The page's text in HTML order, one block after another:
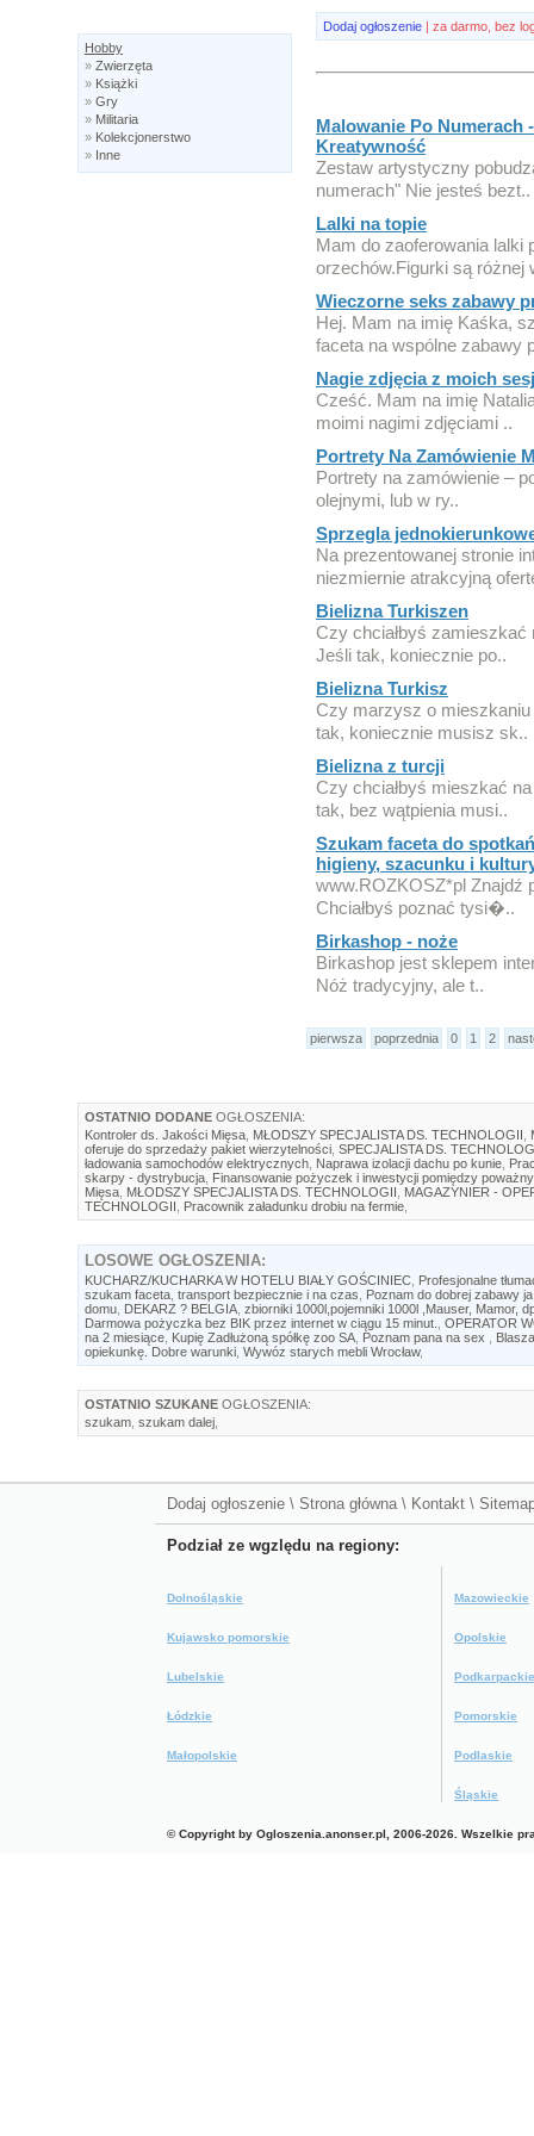
Hobby
» Zwierzęta
» Książki
» Gry
» Militaria
» Kolekcjonerstwo
» Inne
Dodaj ogłoszenie | za darmo, bez
Malowanie Po Numerach
Kreatywność
Zestaw artystyczny
numerach" Nie jesteś bezt..
Lalki na topie
Mam do zaoferowania lalki
orzechów.Figurki są różnej
Wieczorne seks zabawy
Hej. Mam na imię Kaśka,
faceta na wspólne zabawy
Nagie zdjęcia z moich
Cześć. Mam na imię
moimi nagimi zdjęciami ..
Portrety Na Zamówienie
Portrety na zamówienie –
olejnymi, lub w ry..
Sprzegla
Na prezentowanej stronie
niezmiernie atrakcyjną
Bielizna Turkiszen
Czy chciałbyś
Jeśli tak, koniecznie po..
Bielizna Turkisz
Czy marzysz o
tak, koniecznie musisz sk..
Bielizna z turcji
Czy chciałbyś mieszkać
tak, bez wątpienia musi..
Szukam faceta do
higieny, szacunku i
www.ROZKOSZ*pl
Chciałbyś poznać tysi�..
Birkashop - noże
Birkashop jest sklepem
Nóż tradycyjny, ale t..
pierwsza poprzednia 0 1 2
OSTATNIO DODANE OGŁOSZENIA:
Kontroler ds. Jakości Mięsa MŁODSZY SPECJALISTA DS. TECHNOLOGII
oferuje do sprzedaży pakiet wierzytelności SPECJALISTA DS.
ładowania samochodów elektrycznych Naprawa izolacji dachu po kunie
skarpy - dystrybucja
Finansowanie pożyczek i inwestycji pomiędzy
Mięsa MŁODSZY SPECJALISTA DS. TECHNOLOGII
MAGAZYNIER -
TECHNOLOGII
Pracownik załadunku drobiu na fermie
LOSOWE OGŁOSZENIA:
KUCHARZ/KUCHARKA W HOTELU BIAŁY GOŚCINIEC
Profesjonalne
szukam faceta transport bezpiecznie i na czas
Poznam do dobrej zabawy
domu
DEKARZ ? BELGIA zbiorniki 1000l,pojemniki 1000l ,Mauser, Mamor,
Darmowa pożyczka bez BIK przez internet w ciągu 15 minut.
OPERATOR
na 2 miesiące
Kupię Zadłużoną spółkę zoo SA Poznam pana na sex
opiekunkę. Dobre warunki Wywóz starych mebli Wrocław,
OSTATNIO SZUKANE OGŁOSZENIA:
szukam szukam dalej
Dodaj ogłoszenie \ Strona główna\ Kontakt \
Podział ze wgzlędu na regiony:
Dolnośląskie
Kujawsko pomorskie
Lubelskie
Łódzkie
Małopolskie
Mazowieckie
Opolskie
Podkarpackie
Pomorskie
Podlaskie
Śląskie
© Copyright by Ogloszenia.anonser.pl, 2006-2026. Wszelkie